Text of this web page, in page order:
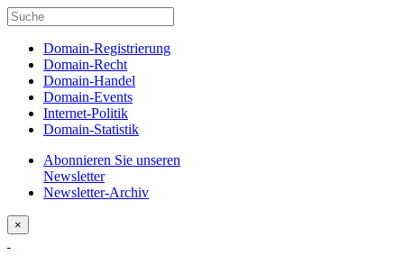
Domain-Registrierung
Domain-Recht
Domain-Handel
Domain-Events
Internet-Politik
Domain-Statistik
Abonnieren Sie unseren
Newsletter
Newsletter-Archiv
×